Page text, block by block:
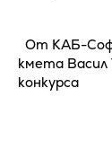
От КАБ-
кмета Васил
конкурса